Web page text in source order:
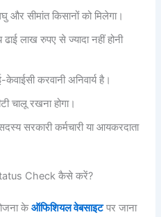
सीमांत किसानों को मिलेगा।
लाख रुपए से ज्यादा नहीं होनी
करवानी अनिवार्य है।
चालू रखना होगा।
सरकारी कर्मचारी या आयकरदाता
Check कैसे करें?
केऑफिशियल वेबसाइटपर जाना